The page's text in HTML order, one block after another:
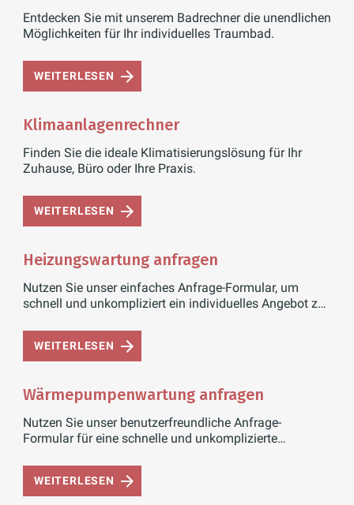
Entdecken Sie mit unserem Badrechner die unendlichen
Möglichkeiten für Ihr individuelles Traumbad.
WEITERLESEN
Klimaanlagenrechner
Finden Sie die ideale Klimatisierungslösung für Ihr
Zuhause, Büro oder Ihre Praxis.
WEITERLESEN
Heizungswartung anfragen
Nutzen Sie unser einfaches Anfrage-Formular, um
schnell und unkompliziert ein individuelles Angebot zu
WEITERLESEN
Wärmepumpenwartung anfragen
Nutzen Sie unser benutzerfreundliche Anfrage-
Formular für eine schnelle und unkomplizierte
WEITERLESEN